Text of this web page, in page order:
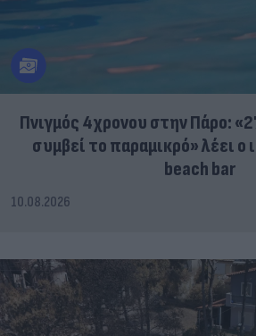
Πνιγμός 4χρονου στην Πάρο:
συμβεί το παραμικρό» λέει ο
beach bar
10.08.2026